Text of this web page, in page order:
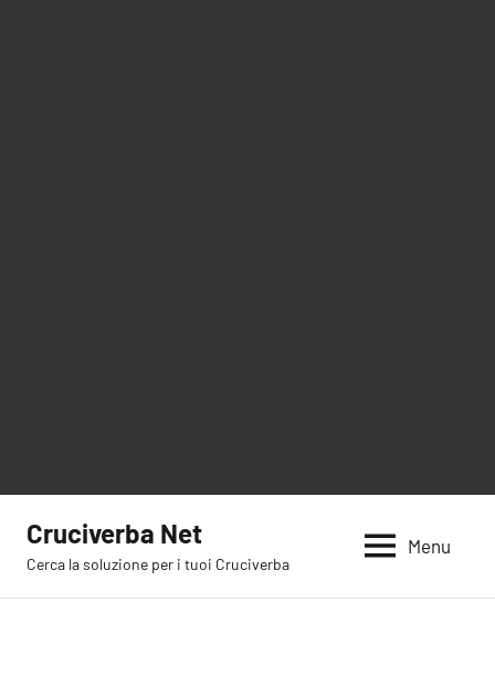
contenuto
Cruciverba Net
Cerca la soluzione per i tuoi Cruciverba
Menu